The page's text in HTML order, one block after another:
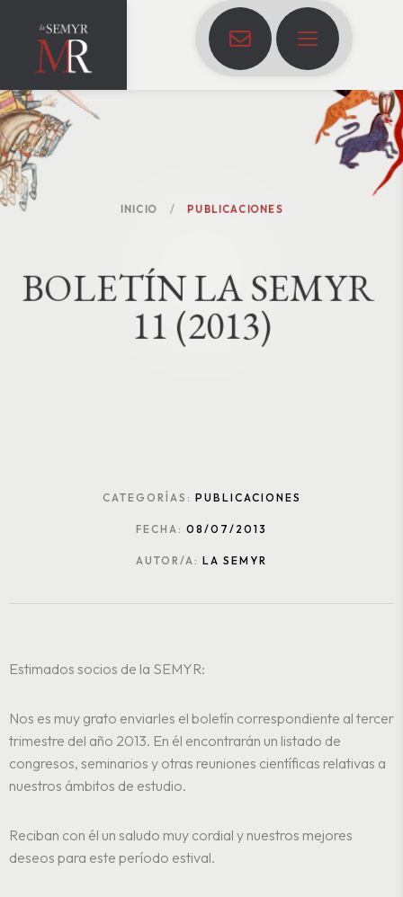
INICIO PUBLICACIONES
BOLETÍNLASEMYR
11(2013)
CATEGORÍAS: PUBLICACIONES
FECHA: 08/07/2013
AUTOR/A: LA SEMYR
Estimados socios de la SEMYR:
Nos es muy grato enviarles el boletín correspondiente al tercer
trimestre del año 2013. En él encontrarán un listado de
congresos, seminarios y otras reuniones científicas relativas a
nuestros ámbitos de estudio.
Reciban con él un saludo muy cordial y nuestros mejores
deseos para este período estival.